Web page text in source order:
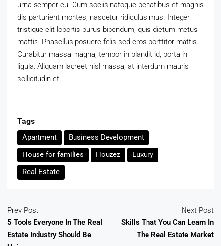
urna semper eu. Cum sociis natoque penatibus et magnis
dis parturient montes, nascetur ridiculus mus. Integer
tristique elit lobortis purus bibendum, quis dictum metus
mattis. Phasellus posuere felis sed eros porttitor mattis.
Curabitur massa magna, tempor in blandit id, porta in
ligula. Aliquam laoreet nisl massa, at interdum mauris
sollicitudin et.
Tags
Apartment
Business Development
House for families
Houzez
Luxury
Real Estate
Prev Post
5 Tools Everyone In The Real
Estate Industry Should Be
Next Post
Skills That You Can Learn In
The Real Estate Market